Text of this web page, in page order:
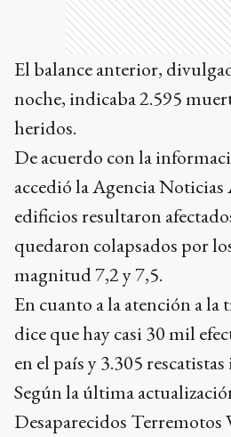
El balance anterior,
noche, indicaba 2.595
heridos.
De acuerdo con la
accedió la Agencia
edificios resultaron
quedaron colapsados por
magnitud 7,2 y 7,5.
En cuanto a la atención a la
dice que hay casi 30 mil
en el país y 3.305
Según la última
Desaparecidos Terremotos